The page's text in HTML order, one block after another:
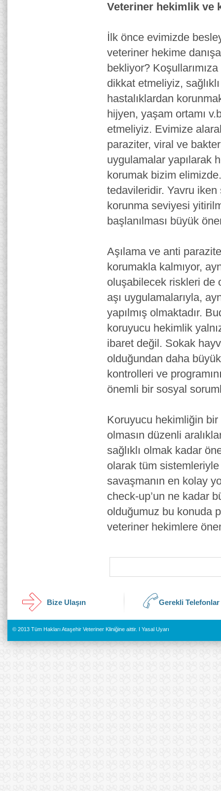
Veteriner hekimlik ve
İlk önce evimizde
veteriner hekime
bekliyor?
dikkat etmeliyiz,
hastalıklardan
hijyen, yaşam ortamı
etmeliyiz. Evimize
paraziter, viral ve
uygulamalar yapılarak
korumak bizim
tedavileridir. Yavru iken
korunma seviyesi
başlanılması büyük
Aşılama ve anti
korumakla kalmıyor,
oluşabilecek riskleri de
aşı uygulamalarıyla,
yapılmış olmaktadır.
koruyucu hekimlik
ibaret değil. Sokak
olduğundan daha
kontrolleri ve
önemli bir sosyal
Koruyucu hekimliğin
olmasın düzenli
sağlıklı olmak kadar
olarak tüm sistemleriyle
savaşmanın en kolay
check-up’un ne kadar
olduğumuz bu konuda
veteriner hekimlere
Bize Ulaşın Gerekli Telefonlar
© 2013 Tüm Hakları Ataşehir Veteriner Kliniğine aittir. I Yasal Uyarı